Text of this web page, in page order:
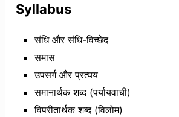
Syllabus
संधि और संधि-विच्छेद
समास
उपसर्ग और प्रत्यय
समानार्थक शब्द (पर्यायवाची)
विपरीतार्थक शब्द (विलोम)